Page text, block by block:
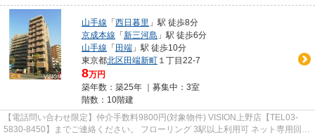
山手線 「西日暮里 」駅 徒歩8分
京成本線 「新三河島 」駅 徒歩6分
山手線 「田端 」駅 徒歩10分
東京都北区田端新町 １丁目22-7
8万円
築年数：築25年 ｜募集中： 3室
階数：10階建
【電話問い合わせ限定】仲介手数料9800円(対象物件) VISION上野店【TEL03-
5830-8450】までご連絡ください。 フローリング 3駅以上利用可 ネット専用回線